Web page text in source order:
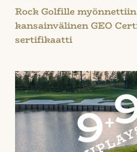
Rock Golfille myönnettiin
kansainvälinen GEO
sertifikaatti